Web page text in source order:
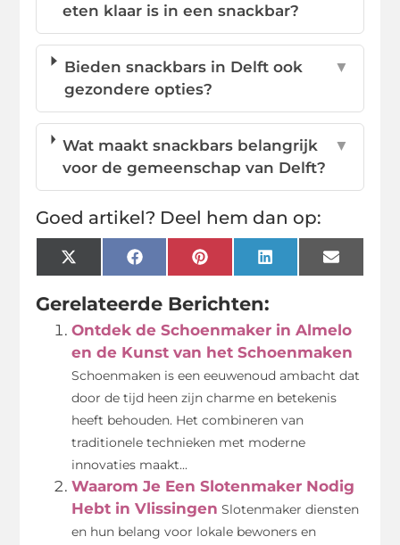
eten klaar is in een snackbar?
Bieden snackbars in Delft ook
gezondere opties?
▼
Wat maakt snackbars belangrijk
voor de gemeenschap van Delft?
▼
Goed artikel? Deel hem dan op:
X
(Twitter)
FacebookPinterestLinkedInEmail
Gerelateerde Berichten:
Ontdek de Schoenmaker in Almelo
en de Kunst van het Schoenmaken
Schoenmaken is een eeuwenoud ambacht dat
door de tijd heen zijn charme en betekenis
heeft behouden. Het combineren van
traditionele technieken met moderne
innovaties maakt...
Waarom Je Een Slotenmaker Nodig
Hebt in Vlissingen Slotenmaker diensten
en hun belang voor lokale bewoners en